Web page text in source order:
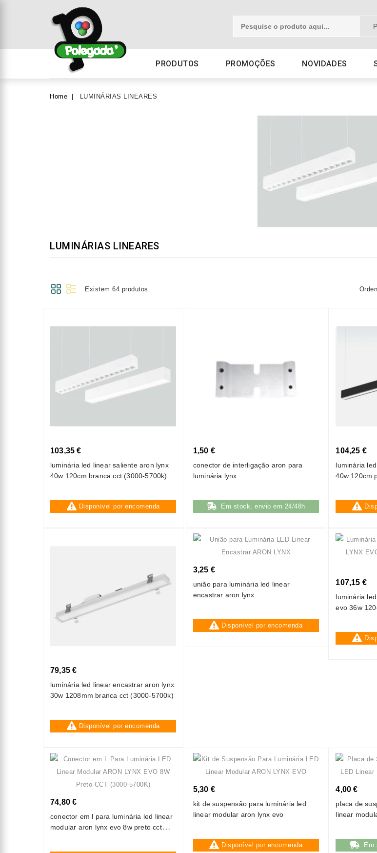
PRODUTOS PROMOÇÕES NOVIDADES
Home LUMINÁRIAS LINEARES
LUMINÁRIAS LINEARES
Existem 64 produtos.
103,35 €
luminária led linear saliente aron lynx
40w 120cm branca cct (3000-5700k)
Disponível por encomenda
1,50 €
conector de interligação aron para
luminária lynx
Em stock, envio em 24/48h
104,25 €
luminária
40w 120cm
79,35 €
luminária led linear encastrar aron lynx
30w 1208mm branca cct (3000-5700k)
Disponível por encomenda
3,25 €
união para luminária led linear
encastrar aron lynx
Disponível por encomenda
107,15 €
luminária
evo 36w
74,80 €
conector em l para luminária led linear
modular aron lynx evo 8w preto cct
5,30 €
kit de suspensão para luminária led
linear modular aron lynx evo
Disponível por encomenda
4,00 €
placa de
linear
Em